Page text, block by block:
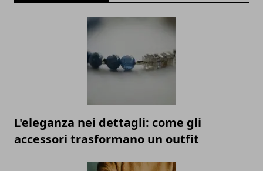
L'eleganza nei dettagli: come gli
accessori trasformano un outfit